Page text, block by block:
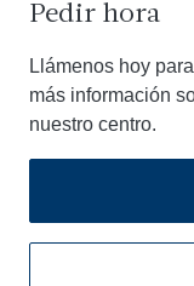
Pedir hora
Llámenos hoy
más información
nuestro centro.